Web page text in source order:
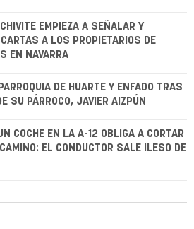
CHIVITE EMPIEZA A SEÑALAR Y
A LOS PROPIETARIOS DE
EN NAVARRA
DE HUARTE Y ENFADO TRAS
SU PÁRROCO, JAVIER AIZPÚN
COCHE EN LA A-12 OBLIGA A CORTAR
EL CONDUCTOR SALE ILESO DE